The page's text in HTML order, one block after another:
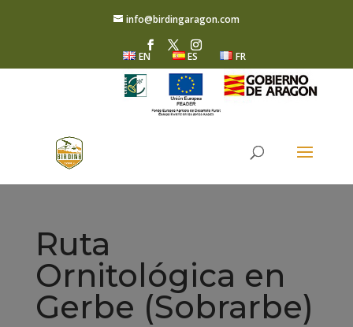
info@birdingaragon.com
EN ES FR
Ruta
Ornitológica en
Gerbe (Sobrarbe)